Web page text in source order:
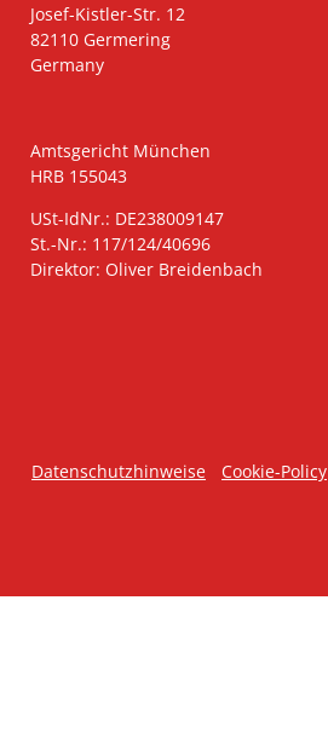
Josef-Kistler-Str. 12
82110 Germering
Germany
Amtsgericht München
HRB 155043
USt-IdNr.: DE238009147
St.-Nr.: 117/124/40696
Direktor: Oliver Breidenbach
Datenschutzhinweise Cookie-Policy